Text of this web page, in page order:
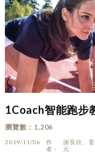
1Coach智能跑步
瀏覽數 1,206
2019/11/06
作
者
謝長欣、
元